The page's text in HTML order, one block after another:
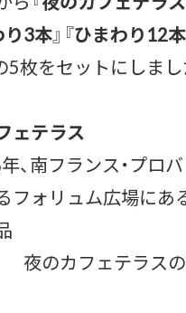
り3本』『ひまわり12本
5枚をセットにしまし
ェテラス
、南フランス・プロ
フォリュム広場にあ
夜のカフェテラス